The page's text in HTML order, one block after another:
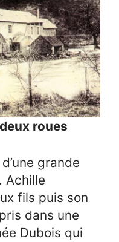
roues
grande
Achille
fils puis son
dans une
Dubois qui